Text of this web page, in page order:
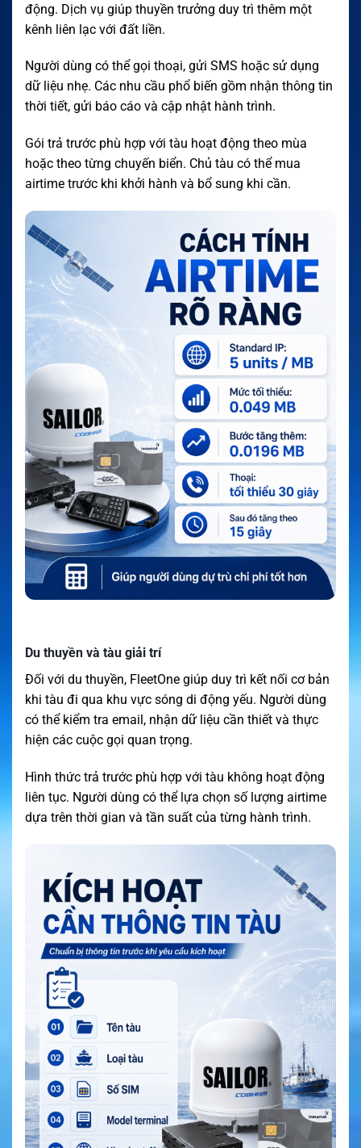
động. Dịch vụ giúp thuyền trưởng duy trì thêm một
kênh liên lạc với đất liền.
Người dùng có thể gọi thoại, gửi SMS hoặc sử dụng
dữ liệu nhẹ. Các nhu cầu phổ biến gồm nhận thông tin
thời tiết, gửi báo cáo và cập nhật hành trình.
Gói trả trước phù hợp với tàu hoạt động theo mùa
hoặc theo từng chuyến biển. Chủ tàu có thể mua
airtime trước khi khởi hành và bổ sung khi cần.
Du thuyền và tàu giải trí
Đối với du thuyền, FleetOne giúp duy trì kết nối cơ bản
khi tàu đi qua khu vực sóng di động yếu. Người dùng
có thể kiểm tra email, nhận dữ liệu cần thiết và thực
hiện các cuộc gọi quan trọng.
Hình thức trả trước phù hợp với tàu không hoạt động
liên tục. Người dùng có thể lựa chọn số lượng airtime
dựa trên thời gian và tần suất của từng hành trình.